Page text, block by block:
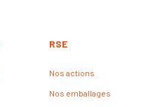
RSE
Nos actions
Nos emballages